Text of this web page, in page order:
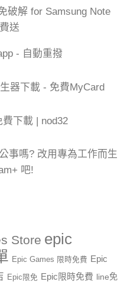
破解 for Samsung Note
送
- 自動重撥
器下載 - 免費MyCard
下載 | nod32
事嗎? 改用專為工作而生
吧!
Store epic
Epic Games 限時免費 Epic
Epic限免 Epic限時免費 line免